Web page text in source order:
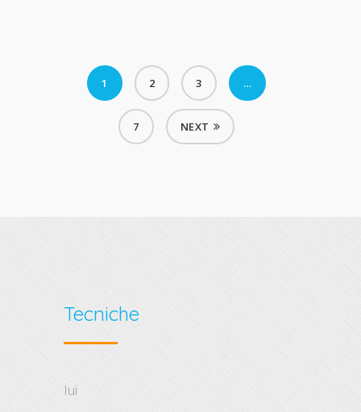
1 2 3 …
7 NEXT
Tecniche
iui